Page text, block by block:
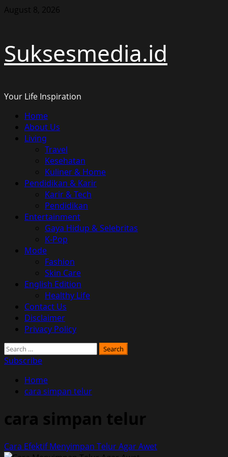
Skip
August 8, 2026
Suksesmedia.id
Your Life Inspiration
Primary
Menu
Home
About Us
Living
Travel
Kesehatan
Kuliner & Home
Pendidikan & Karir
Karir & Tech
Pendidikan
Entertainment
Gaya Hidup & Selebritas
K-Pop
Mode
Fashion
Skin Care
English Edition
Healthy Life
Contact Us
Disclaimer
Privacy Policy
Search
for:
Subscribe
Home
cara simpan telur
cara simpan telur
Cara Efektif Menyimpan Telur Agar Awet